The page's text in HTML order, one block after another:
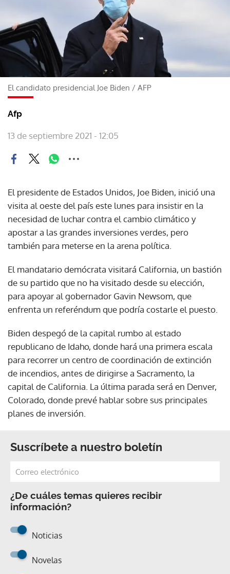
El candidato presidencial Joe Biden / AFP
Afp
13 de septiembre 2021 - 12:05
El presidente de Estados Unidos, Joe Biden, inició una
visita al oeste del país este lunes para insistir en la
necesidad de luchar contra el cambio climático y
apostar a las grandes inversiones verdes, pero
también para meterse en la arena política.
El mandatario demócrata visitará California, un bastión
de su partido que no ha visitado desde su elección,
para apoyar al gobernador Gavin Newsom, que
enfrenta un referéndum que podría costarle el puesto.
Biden despegó de la capital rumbo al estado
republicano de Idaho, donde hará una primera escala
para recorrer un centro de coordinación de extinción
de incendios, antes de dirigirse a Sacramento, la
capital de California. La última parada será en Denver,
Colorado, donde prevé hablar sobre sus principales
planes de inversión.
Suscríbete a nuestro boletín
¿De cuáles temas quieres recibir
información?
Noticias
Novelas